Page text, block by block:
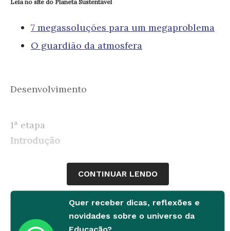
Leia no site do Planeta Sustentável
7 megassoluções para um megaproblema
O guardião da atmosfera
Desenvolvimento
1ª etapa
Introdução
Demorou mas aconteceu: as questões
ambientais chegaram à mídia. Em meio à
enxurrada de materiais sobre o tema, as
opiniões de Frank Rowland, "o guardião da
atmosfera", aparecem como um sopro de ar
CONTINUAR LENDO
Quer receber dicas, reflexões e
novidades sobre o universo da